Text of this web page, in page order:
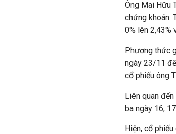
Ông Mai Hữu
chứng khoán:
0% lên 2,43%
Phương thức
ngày 23/11
cổ phiếu ông
Liên quan
ba ngày 16,
Hiện, cổ